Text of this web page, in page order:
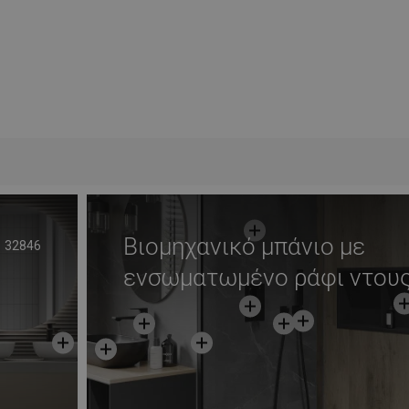
32846
Βιομηχανικό μπάνιο με
ενσωματωμένο ράφι